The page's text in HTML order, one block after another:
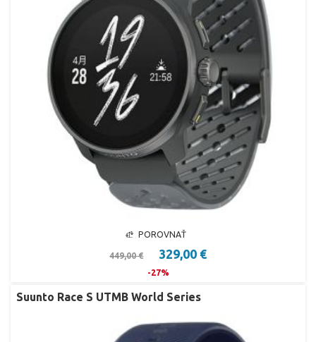
POROVNAŤ
449,00 € 329,00 €
-27%
Suunto Race S UTMB World Series